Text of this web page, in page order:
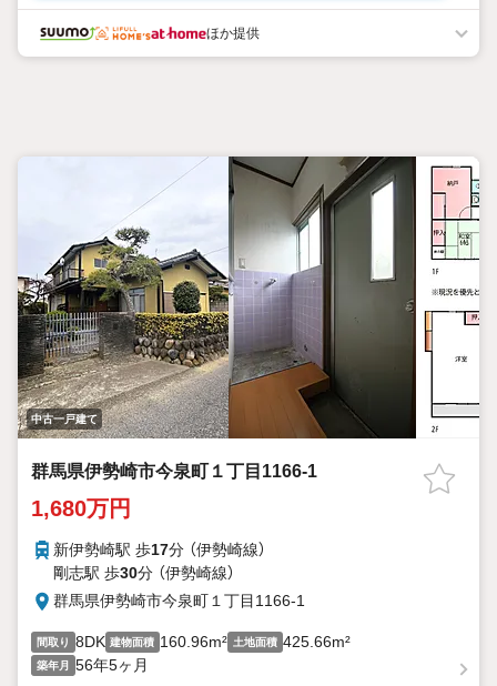
ほか提供
中古一戸建て
群馬県伊勢崎市今泉町１丁目1166-1
1,680万円
新伊勢崎駅 歩17分 （伊勢崎線）
剛志駅 歩30分 （伊勢崎線）
群馬県伊勢崎市今泉町１丁目1166-1
間取り 8DK 建物面積 160.96m² 土地面積 425.66m²
築年月 56年5ヶ月